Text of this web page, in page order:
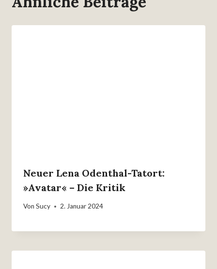
Neuer Lena Odenthal-Tatort:
»Avatar« – Die Kritik
Von Sucy 2. Januar 2024